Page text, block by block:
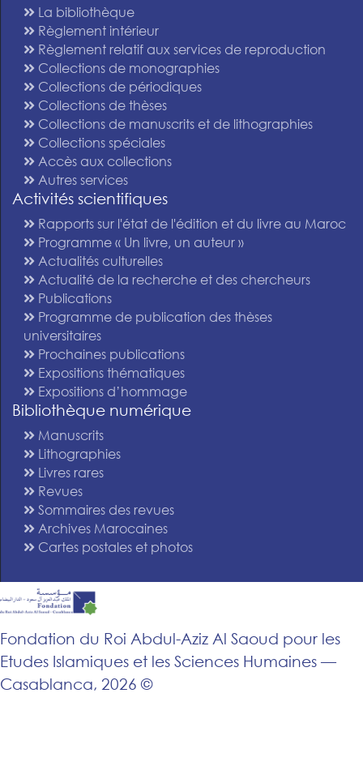
La bibliothèque
Règlement intérieur
Règlement relatif aux services de reproduction
Collections de monographies
Collections de périodiques
Collections de thèses
Collections de manuscrits et de lithographies
Collections spéciales
Accès aux collections
Autres services
Activités scientifiques
Rapports sur l'état de l'édition et du livre au Maroc
Programme « Un livre, un auteur »
Actualités culturelles
Actualité de la recherche et des chercheurs
Publications
Programme de publication des thèses
universitaires
Prochaines publications
Expositions thématiques
Expositions d’hommage
Bibliothèque numérique
Manuscrits
Lithographies
Livres rares
Revues
Sommaires des revues
Archives Marocaines
Cartes postales et photos
Fondation du Roi Abdul-Aziz Al Saoud pour les
Etudes Islamiques et les Sciences Humaines —
Casablanca, 2026 ©